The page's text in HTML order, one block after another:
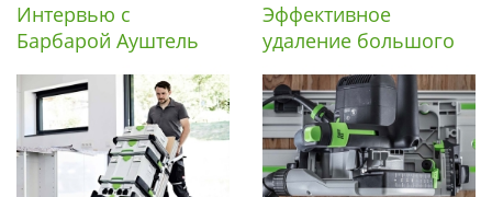
Интервью с
Барбарой Ауштель
Эффективное
удаление большого